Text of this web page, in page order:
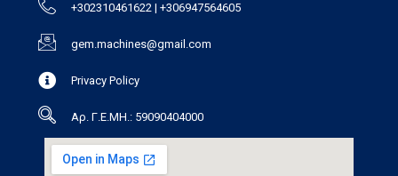
+302310461622 | +306947564605
gem.machines@gmail.com
Privacy Policy
Αρ. Γ.Ε.ΜΗ.: 59090404000